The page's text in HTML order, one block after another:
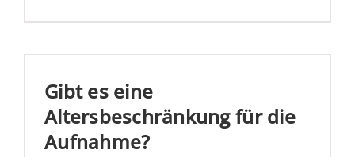
es
Gibt es eine
Altersbeschränkung für die
Aufnahme?